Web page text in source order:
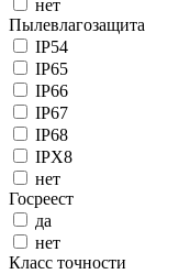
нет
Пылевлагозащита
IP54
IP65
IP66
IP67
IP68
IPX8
нет
Госреест
да
нет
Класс точности